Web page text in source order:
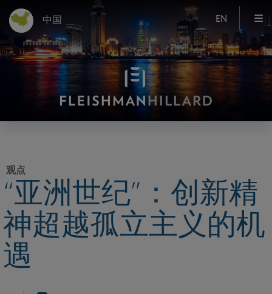
中国 EN
观点
“亚洲世纪”：创新精
神超越孤立主义的机
遇